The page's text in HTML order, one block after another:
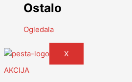
Ostalo
Ogledala
X
AKCIJA